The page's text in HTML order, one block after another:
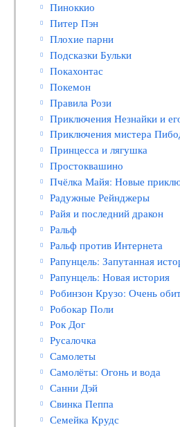
Пиноккио
Питер Пэн
Плохие парни
Подсказки Бульки
Покахонтас
Покемон
Правила Рози
Приключения Незнайки и
Приключения мистера
Принцесса и лягушка
Простоквашино
Пчёлка Майя: Новые
Радужные Рейнджеры
Райя и последний дракон
Ральф
Ральф против Интернета
Рапунцель: Запутанная
Рапунцель: Новая история
Робинзон Крузо: Очень
Робокар Поли
Рок Дог
Русалочка
Самолеты
Самолёты: Огонь и вода
Санни Дэй
Свинка Пеппа
Семейка Крудс